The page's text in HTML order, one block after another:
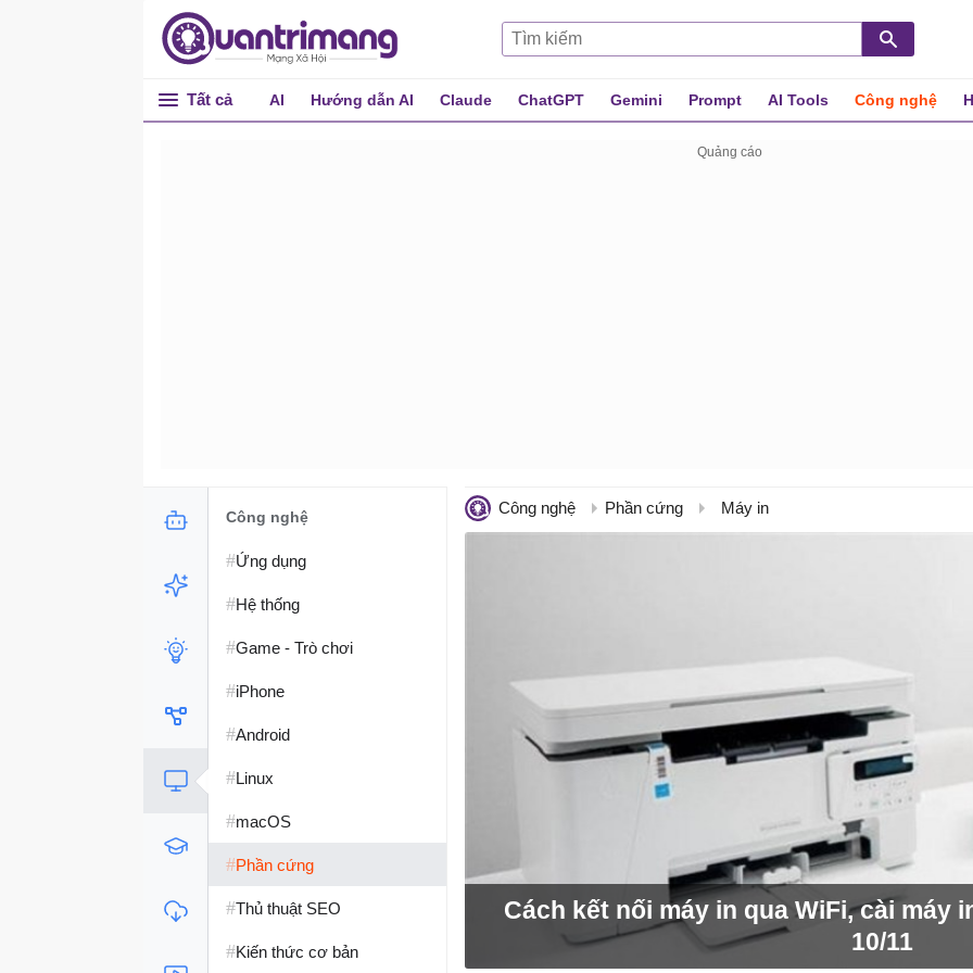
Tất cả AI Hướng dẫn AI Claude ChatGPT Gemini Prompt AI Tools Công nghệ
Công nghệ
#Ứng dụng
#Hệ thống
#Game - Trò chơi
#iPhone
#Android
#Linux
#macOS
#Phần cứng
#Thủ thuật SEO
#Kiến thức cơ bản
Công nghệ Phần cứng Máy in
Cách kết nối máy in qua WiFi, cài máy
10/11